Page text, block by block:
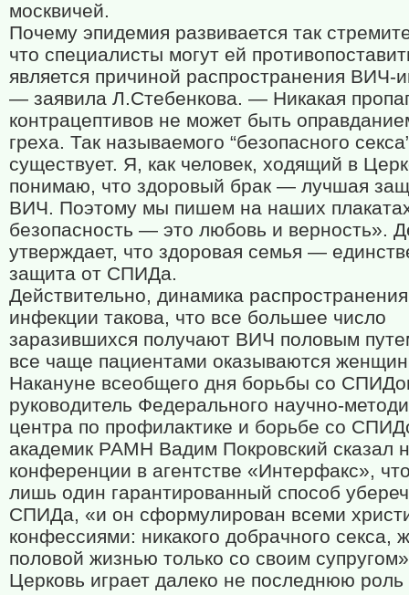
москвичей.
Почему эпидемия развивается так
что специалисты могут ей
является причиной распространения ВИЧ-
— заявила Л.Стебенкова. — Никакая
контрацептивов не может быть
греха. Так называемого “безопасного
существует. Я, как человек, ходящий в
понимаю, что здоровый брак — лучшая
ВИЧ. Поэтому мы пишем на наших
безопасность — это любовь и верность».
утверждает, что здоровая семья —
защита от СПИДа.
Действительно, динамика распространения
инфекции такова, что все большее число
заразившихся получают ВИЧ половым
все чаще пациентами оказываются
Накануне всеобщего дня борьбы со
руководитель Федерального научно-
центра по профилактике и борьбе со
академик РАМН Вадим Покровский сказал
конференции в агентстве «Интерфакс»,
лишь один гарантированный способ
СПИДа, «и он сформулирован всеми
конфессиями: никакого добрачного секса,
половой жизнью только со своим
Церковь играет далеко не последнюю роль